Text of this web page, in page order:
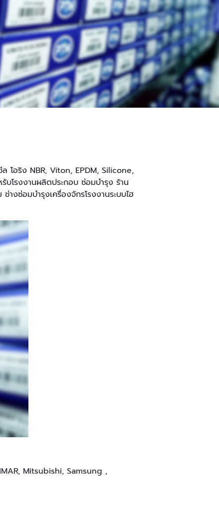
โอริง NBR, Viton, EPDM, Silicone,
บโรงงานผลิตประกอบ ซ่อมบำรุง ร้าน
งซ่อมบำรุงเครื่องจักรโรงงานระบบไฮ
Mitsubishi, Samsung ,